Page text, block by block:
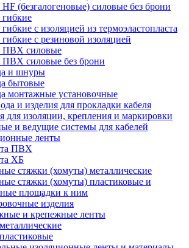
(безгалогеновые) силовые без брони
с изоляцией из термоэластопласта
с резиновой изоляцией
ПВХ силовые
ПВХ силовые без брони
и шнуры
бытовые
монтажные установочные
и изделия для прокладки кабеля
для изоляции, крепления и маркировки
и ведущие системы для кабелей
ленты
ПВХ
ХБ
стяжки (хомуты) металлические
стяжки (хомуты) пластиковые и
площадки к ним
изделия
и крепежные ленты